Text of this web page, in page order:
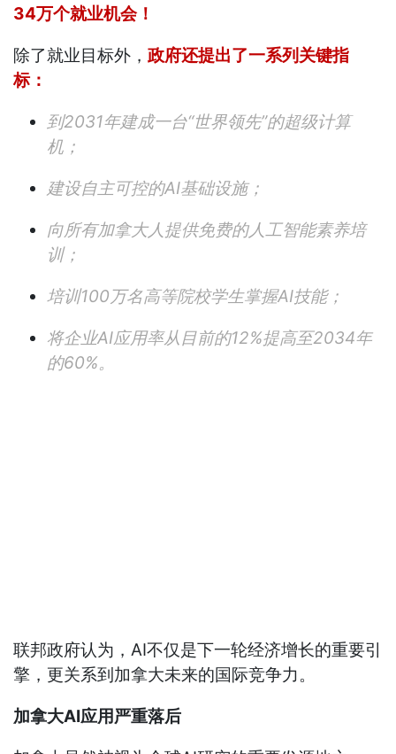
34万个就业机会！
除了就业目标外，政府还提出了一系列关键指
标：
到2031年建成一台“世界领先”的超级计算
机；
建设自主可控的AI基础设施；
向所有加拿大人提供免费的人工智能素养培
训；
培训100万名高等院校学生掌握AI技能；
将企业AI应用率从目前的12%提高至2034年
的60%。
联邦政府认为，AI不仅是下一轮经济增长的重要引
擎，更关系到加拿大未来的国际竞争力。
加拿大AI应用严重落后